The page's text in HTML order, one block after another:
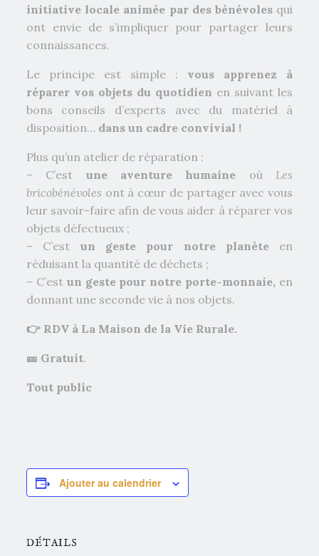
initiative locale animée par des bénévoles qui
ont envie de s’impliquer pour partager leurs
connaissances.
Le principe est simple : vous apprenez à
réparer vos objets du quotidien en suivant les
bons conseils d’experts avec du matériel à
disposition… dans un cadre convivial !
Plus qu’un atelier de réparation :
– C’est une aventure humaine où Les
bricobénévoles ont à cœur de partager avec vous
leur savoir-faire afin de vous aider à réparer vos
objets défectueux ;
– C’est un geste pour notre planèteen
réduisant la quantité de déchets ;
– C’est un geste pour notre porte-monnaie, en
donnant une seconde vie à nos objets.
👉 RDV à La Maison de la Vie Rurale.
🎫 Gratuit.
Tout public
Ajouter au calendrier
DÉTAILS